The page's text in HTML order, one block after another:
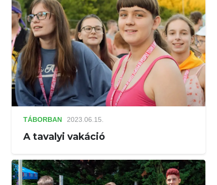
TÁBORBAN 2023.06.15.
A tavalyi vakáció